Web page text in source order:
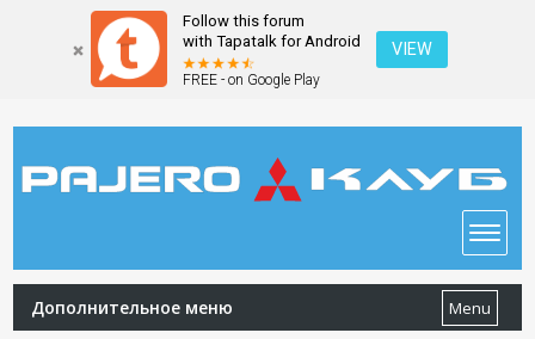
Follow this forum
with Tapatalk for Android
FREE - on Google Play
VIEW
Дополнительное меню Menu